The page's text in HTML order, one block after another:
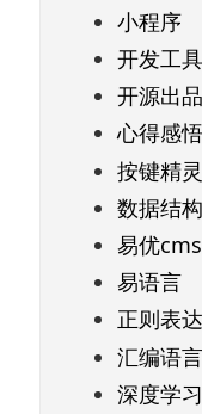
小程序
开发工
开源出品
心得感悟
按键精灵
数据结
易优cms
易语言
正则表
汇编语言
深度学习